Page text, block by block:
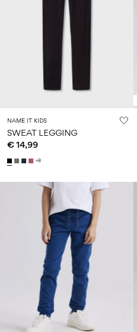
NAME IT KIDS
SWEAT LEGGING
€ 14,99
+8